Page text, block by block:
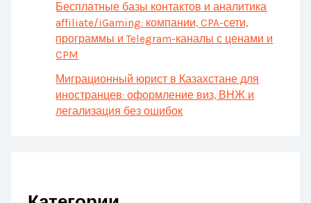
Бесплатные базы контактов и аналитика
affiliate/iGaming: компании, CPA-сети,
программы и Telegram-каналы с ценами и
CPM
Миграционный юрист в Казахстане для
иностранцев: оформление виз, ВНЖ и
легализация без ошибок